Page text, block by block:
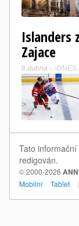
Islanders
Zajace
8.dubna »
Tato informační
redigován.
© 2000-2026
Mobilní
Tablet |